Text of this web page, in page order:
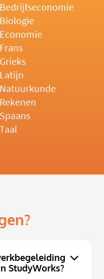
Bedrijfseconomie
Biologie
Economie
Frans
Grieks
Latijn
Natuurkunde
Rekenen
Spaans
Taal
StudyWorks?